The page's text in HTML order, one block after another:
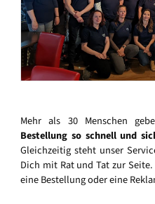
Mehr als 30 Menschen
Bestellung so schnell und
Gleichzeitig steht unser
Dich mit Rat und Tat zur
eine Bestellung oder eine